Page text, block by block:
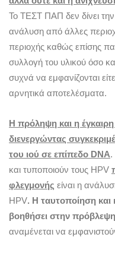
Το ΤΕΣΤ ΠΑΠ δεν δίνει
ανάλυση από άλλες
περιοχής καθώς επίσης
συλλογή του υλικού όσο
συχνά να εμφανίζονται
αρνητικά αποτελέσματα.
Η πρόληψη και η
διενεργώντας
του ιού σε επίπεδο DNA.
και τυποποιούν τους ΗPV
φλεγμονής είναι η
HPV. Η ταυτοποίηση
βοηθήσει στην πρόβλεψη
αναμένεται να